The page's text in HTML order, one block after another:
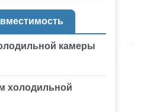
камеры
холодильной